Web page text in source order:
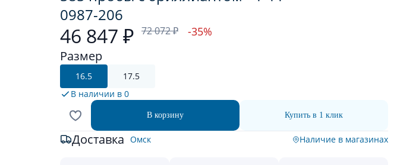
0987-206
46 847 ₽ 72 072 ₽ -35%
Размер
16.5
17.5
В наличии в 0
В корзину Купить в 1 клик
Доставка Омск Наличие в магазинах